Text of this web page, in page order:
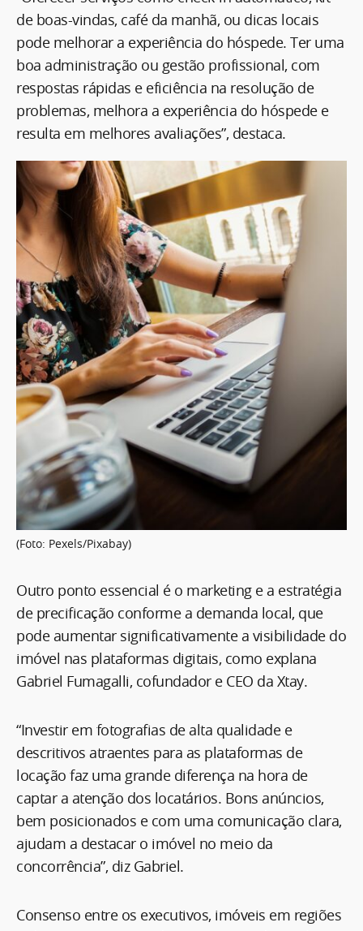
de boas-vindas, café da manhã, ou dicas locais
pode melhorar a experiência do hóspede. Ter uma
boa administração ou gestão profissional, com
respostas rápidas e eficiência na resolução de
problemas, melhora a experiência do hóspede e
resulta em melhores avaliações”, destaca.
(Foto: Pexels/Pixabay)
Outro ponto essencial é o marketing e a estratégia
de precificação conforme a demanda local, que
pode aumentar significativamente a visibilidade do
imóvel nas plataformas digitais, como explana
Gabriel Fumagalli, cofundador e CEO da Xtay.
“Investir em fotografias de alta qualidade e
descritivos atraentes para as plataformas de
locação faz uma grande diferença na hora de
captar a atenção dos locatários. Bons anúncios,
bem posicionados e com uma comunicação clara,
ajudam a destacar o imóvel no meio da
concorrência”, diz Gabriel.
Consenso entre os executivos, imóveis em regiões